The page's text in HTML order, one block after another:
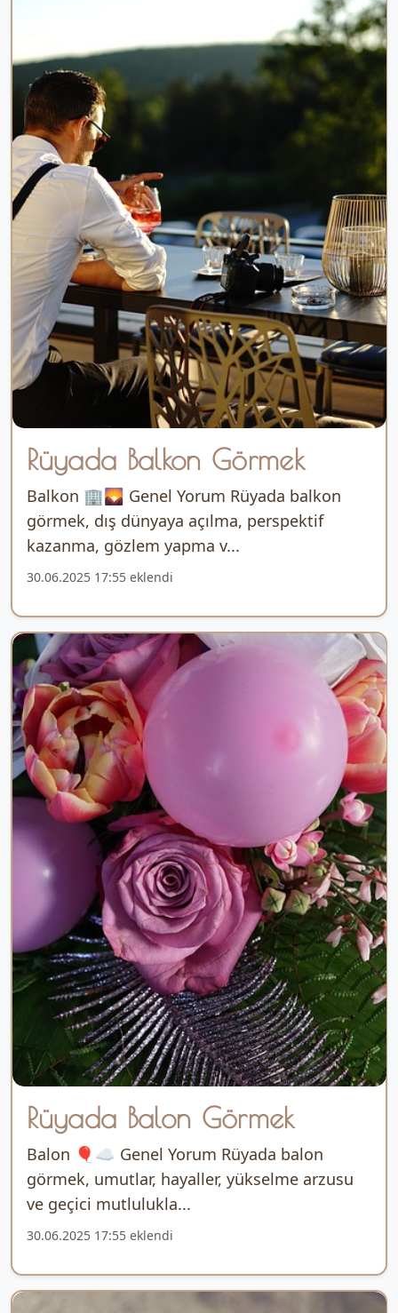
Rüyada Balkon Görmek
Balkon 🏢🌄 Genel Yorum Rüyada balkon
görmek, dış dünyaya açılma, perspektif
kazanma, gözlem yapma v...
30.06.2025 17:55 eklendi
Rüyada Balon Görmek
Balon 🎈☁️ Genel Yorum Rüyada balon
görmek, umutlar, hayaller, yükselme arzusu
ve geçici mutlulukla...
30.06.2025 17:55 eklendi